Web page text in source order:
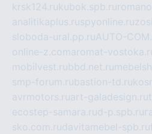
krsk124.rukubok.spb.ru
analitikaplus.ruspyonline.ru
sloboda-ural.pp.ruAUTO-
online-z.comaromat-
mobilvest.rubbd.net.ru
smp-forum.rubastion-td.ru
avrmotors.ruart-galadesign.ru
ecostep-samara.rud-p.spb.ru
sko.com.rudavitamebel-spb.ru